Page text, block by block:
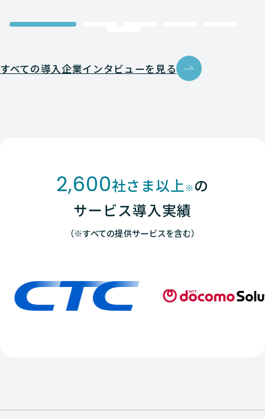
すべての導入企業インタビューを見る
2,600社さま以上 ※の
サービス導入実績
（※すべての提供サービスを含む）